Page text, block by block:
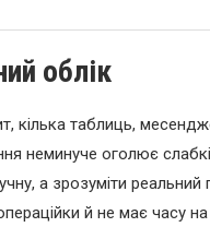
облік
кілька таблиць,
неминуче оголює
а зрозуміти
й не має часу